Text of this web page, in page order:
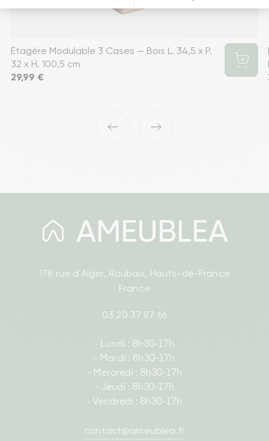
Étagère Modulable 3 Cases — Bois L. 34,5 x P.
32 x H. 100,5 cm
Prix
29,99 €
‹ ›
178 rue d'Alger, Roubaix, Hauts-de-France
France
03 20 37 87 66
- Lundi : 8h30-17h
- Mardi : 8h30-17h
- Mercredi : 8h30-17h
- Jeudi : 8h30-17h
- Vendredi : 8h30-17h
contact@ameublea.fr